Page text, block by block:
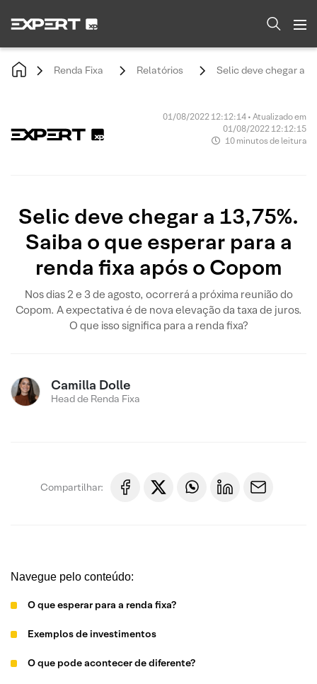
Renda Fixa Relatórios Selic deve chegar a
01/08/2022 12:12:14 • Atualizado em
01/08/2022 12:12:15
10 minutos de leitura
Selic deve chegar a 13,75%.
Saiba o que esperar para a
renda fixa após o Copom
Nos dias 2 e 3 de agosto, ocorrerá a próxima reunião do
Copom. A expectativa é de nova elevação da taxa de juros.
O que isso significa para a renda fixa?
Camilla Dolle
Head de Renda Fixa
Compartilhar:
Navegue pelo conteúdo:
O que esperar para a renda fixa?
Exemplos de investimentos
O que pode acontecer de diferente?